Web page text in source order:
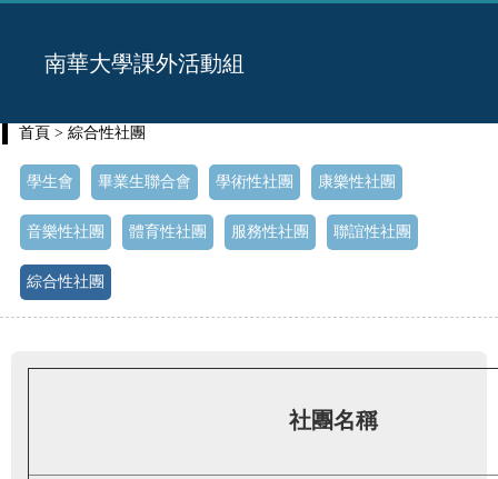
南華大學課外活動組
首頁 > 綜合性社團
學生會 畢業生聯合會 學術性社團 康樂性社團
音樂性社團 體育性社團 服務性社團 聯誼性社團
綜合性社團
社團名稱